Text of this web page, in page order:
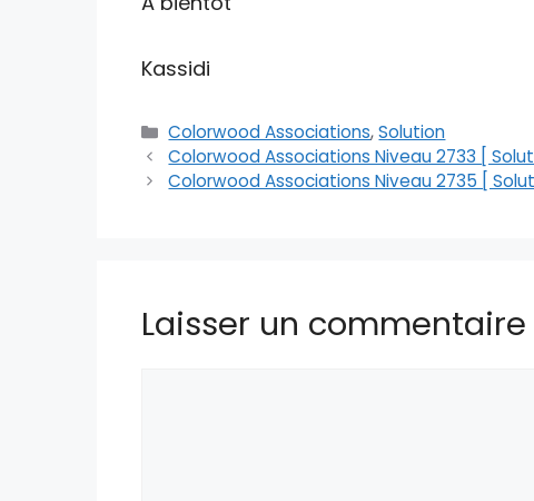
Kassidi
Catégories
Colorwood Associations,Solution
Colorwood Associations Niveau 2733 [
Colorwood Associations Niveau 2735 [
Laisser un commentaire